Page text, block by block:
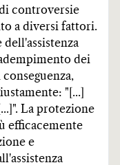
controversie
a diversi fattori.
dei
"[...]
La protezione
efficacemente
e